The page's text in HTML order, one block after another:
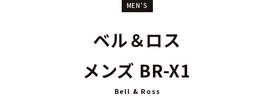
MEN'S
ベル＆ロス
メンズ BR-X1
Bell & Ross